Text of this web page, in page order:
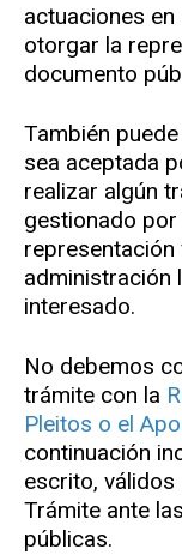
actuaciones
otorgar la
documento
También
sea aceptada
realizar algún
gestionado
representación
administración
interesado.
No debemos
trámite con la
Pleitos o el
continuación
escrito,
Trámite ante
públicas.